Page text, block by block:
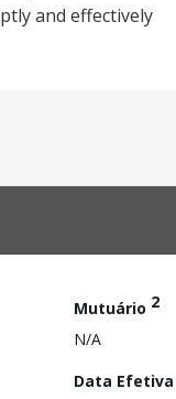
and effectively
Mutuário 2
N/A
Data Efetiva